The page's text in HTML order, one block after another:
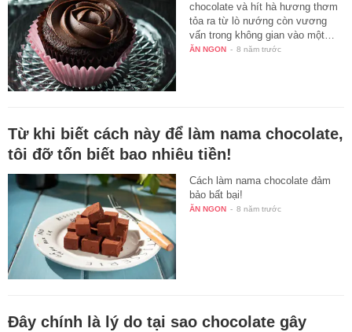
chocolate và hít hà hương thơm
tỏa ra từ lò nướng còn vương
vấn trong không gian vào một…
ĂN NGON - 8 năm trước
Từ khi biết cách này để làm nama chocolate,
tôi đỡ tốn biết bao nhiêu tiền!
Cách làm nama chocolate đảm
bảo bất bại!
ĂN NGON - 8 năm trước
Đây chính là lý do tại sao chocolate gây